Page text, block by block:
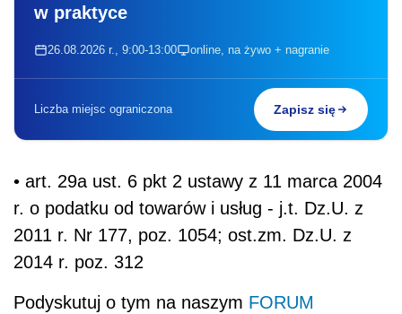
w praktyce
26.08.2026 r., 9:00-13:00 online, na żywo + nagranie
Liczba miejsc ograniczona Zapisz się
• art. 29a ust. 6 pkt 2 ustawy z 11 marca 2004
r. o podatku od towarów i usług - j.t. Dz.U. z
2011 r. Nr 177, poz. 1054; ost.zm. Dz.U. z
2014 r. poz. 312
Podyskutuj o tym na naszym FORUM